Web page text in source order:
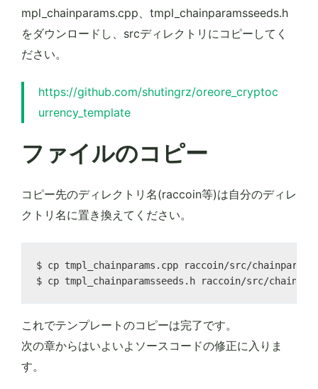
mpl_chainparams.cpp、tmpl_chainparamsseeds.h
をダウンロードし、srcディレクトリにコピーしてく
ださい。
https://github.com/shutingrz/oreore_cryptoc
urrency_template
ファイルのコピー
コピー先のディレクトリ名(raccoin等)は自分のディレ
クトリ名に置き換えてください。
$ cp tmpl_chainparams.cpp raccoin/src/
これでテンプレートのコピーは完了です。
次の章からはいよいよソースコードの修正に入りま
す。